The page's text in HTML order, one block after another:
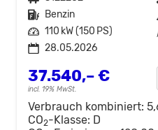
Kraftstoff Benzin
Leistung 110 kW (150 PS)
28.05.2026
37.540,– €
incl. 19% MwSt.
Verbrauch kombiniert:
CO2-Klasse: D